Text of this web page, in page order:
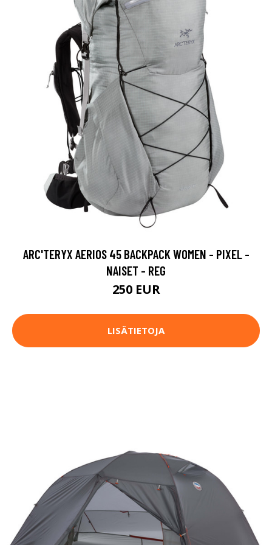
ARC'TERYX AERIOS 45 BACKPACK WOMEN - PIXEL -
NAISET - REG
250 EUR
LISÄTIETOJA